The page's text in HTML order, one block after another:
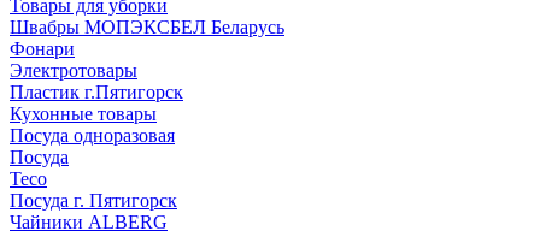
Товары для уборки
Швабры МОПЭКСБЕЛ Беларусь
Фонари
Электротовары
Пластик г.Пятигорск
Кухонные товары
Посуда одноразовая
Посуда
Teco
Посуда г. Пятигорск
Чайники ALBERG